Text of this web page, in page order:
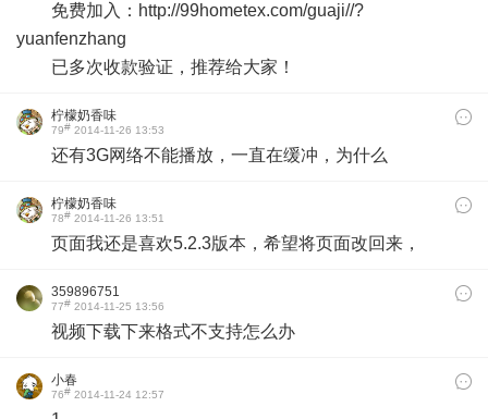
免费加入：http://99hometex.com/guaji//?
yuanfenzhang
已多次收款验证，推荐给大家！
柠檬奶香味
79# 2014-11-26 13:53
还有3G网络不能播放，一直在缓冲，为什么
柠檬奶香味
78# 2014-11-26 13:51
页面我还是喜欢5.2.3版本，希望将页面改回来，
359896751
77# 2014-11-25 13:56
视频下载下来格式不支持怎么办
小春
76# 2014-11-24 12:57